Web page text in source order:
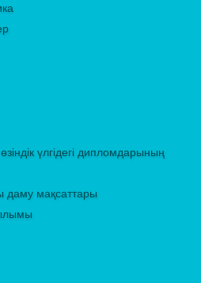
үлгідегі дипломдарының
даму мақсаттары